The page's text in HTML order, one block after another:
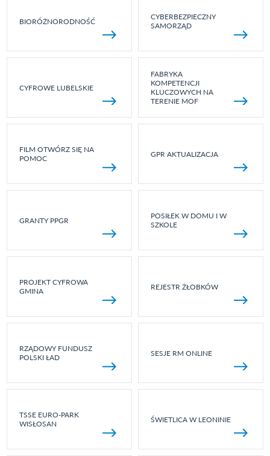
BIORÓŻNORODNOŚĆ
CYBERBEZPIECZNY
SAMORZĄD
CYFROWE LUBELSKIE
FABRYKA
KOMPETENCJI
KLUCZOWYCH NA
TERENIE MOF
FILM OTWÓRZ SIĘ NA
POMOC
GPR AKTUALIZACJA
GRANTY PPGR
POSIŁEK W DOMU I W
SZKOLE
PROJEKT CYFROWA
GMINA
REJESTR ŻŁOBKÓW
RZĄDOWY FUNDUSZ
POLSKI ŁAD
SESJE RM ONLINE
TSSE EURO-PARK
WISŁOSAN
ŚWIETLICA W LEONINIE